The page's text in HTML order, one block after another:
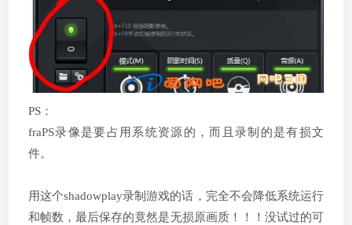
PS：
fraPS录像是要占用系统资源的，而且录制的是有损文
件。
用这个shadowplay录制游戏的话，完全不会降低系统运行
和帧数，最后保存的竟然是无损原画质！！！没试过的可